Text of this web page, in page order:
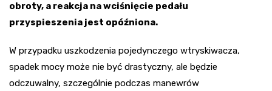
obroty, a reakcja na wciśnięcie pedału
przyspieszenia jest opóźniona.
W przypadku uszkodzenia pojedynczego wtryskiwacza,
spadek mocy może nie być drastyczny, ale będzie
odczuwalny, szczególnie podczas manewrów